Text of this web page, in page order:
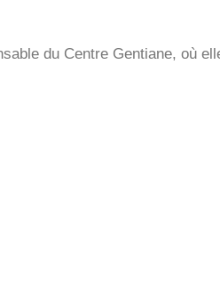
du Centre Gentiane, où